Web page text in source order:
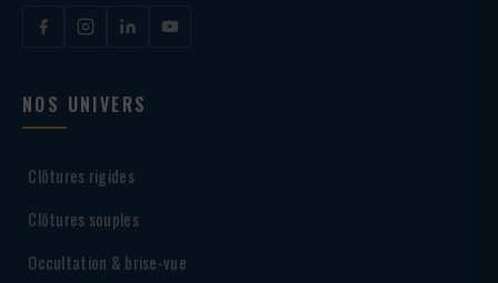
NOS UNIVERS
Clôtures rigides
Clôtures souples
Occultation & brise-vue